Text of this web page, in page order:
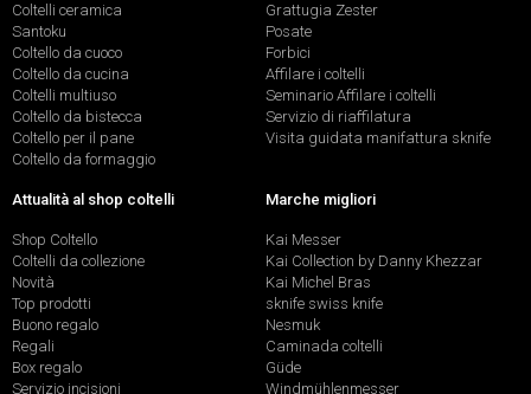
Coltelli ceramica
Santoku
Coltello da cuoco
Coltello da cucina
Coltelli multiuso
Coltello da bistecca
Coltello per il pane
Coltello da formaggio
Grattugia Zester
Posate
Forbici
Affilare i coltelli
Seminario Affilare i coltelli
Servizio di riaffilatura
Visita guidata manifattura sknife
Attualità al shop coltelli
Shop Coltello
Coltelli da collezione
Novità
Top prodotti
Buono regalo
Regali
Box regalo
Servizio incisioni
Marche migliori
Kai Messer
Kai Collection by Danny Khezzar
Kai Michel Bras
sknife swiss knife
Nesmuk
Caminada coltelli
Güde
Windmühlenmesser